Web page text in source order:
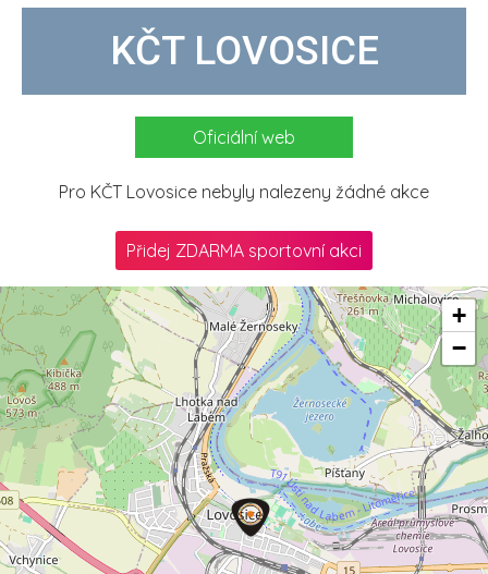
KČT LOVOSICE
Oficiální web
Pro KČT Lovosice nebyly nalezeny žádné akce
Přidej ZDARMA sportovní akci
+
−